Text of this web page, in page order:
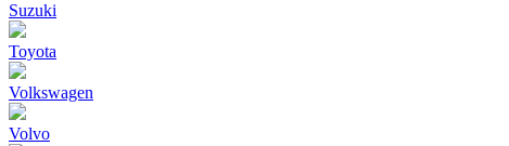
Suzuki
Toyota
Volkswagen
Volvo